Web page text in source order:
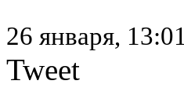
26 января, 13:01
Tweet